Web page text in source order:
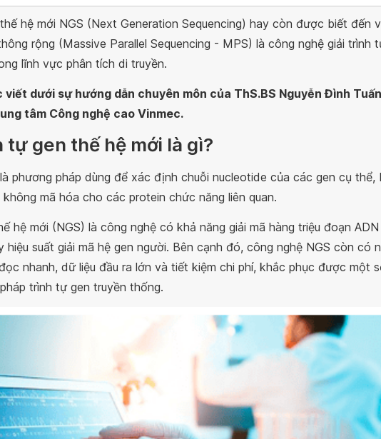
thế hệ mới NGS (Next Generation Sequencing) hay còn được biết đến
rộng (Massive Parallel Sequencing - MPS) là công nghệ giải trình
lĩnh vực phân tích di truyền.
viết dưới sự hướng dẫn chuyên môn của ThS.BS Nguyễn Đình
tâm Công nghệ cao Vinmec.
tự gen thế hệ mới là gì?
là phương pháp dùng để xác định chuỗi nucleotide của các gen cụ thể,
mã hóa cho các protein chức năng liên quan.
hệ mới (NGS) là công nghệ có khả năng giải mã hàng triệu đoạn ADN
hiệu suất giải mã hệ gen người. Bên cạnh đó, công nghệ NGS còn có
nhanh, dữ liệu đầu ra lớn và tiết kiệm chi phí, khắc phục được một
trình tự gen truyền thống.